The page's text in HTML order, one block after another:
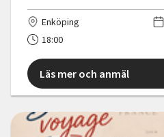
Enköping
18:00
Läs mer och anmäl